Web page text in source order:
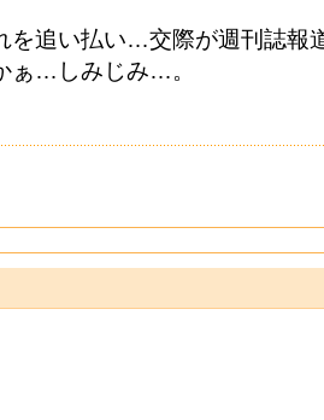
を追い払い…交際が週刊誌報
ぁ…しみじみ…。